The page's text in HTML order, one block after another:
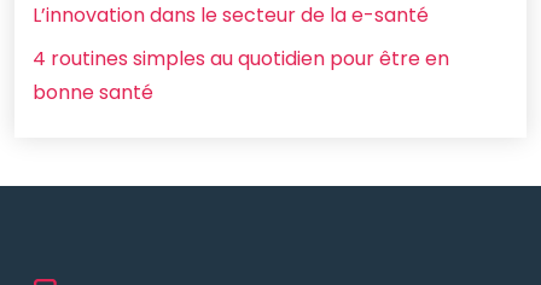
L’innovation dans le secteur de la e-santé
4 routines simples au quotidien pour être en
bonne santé